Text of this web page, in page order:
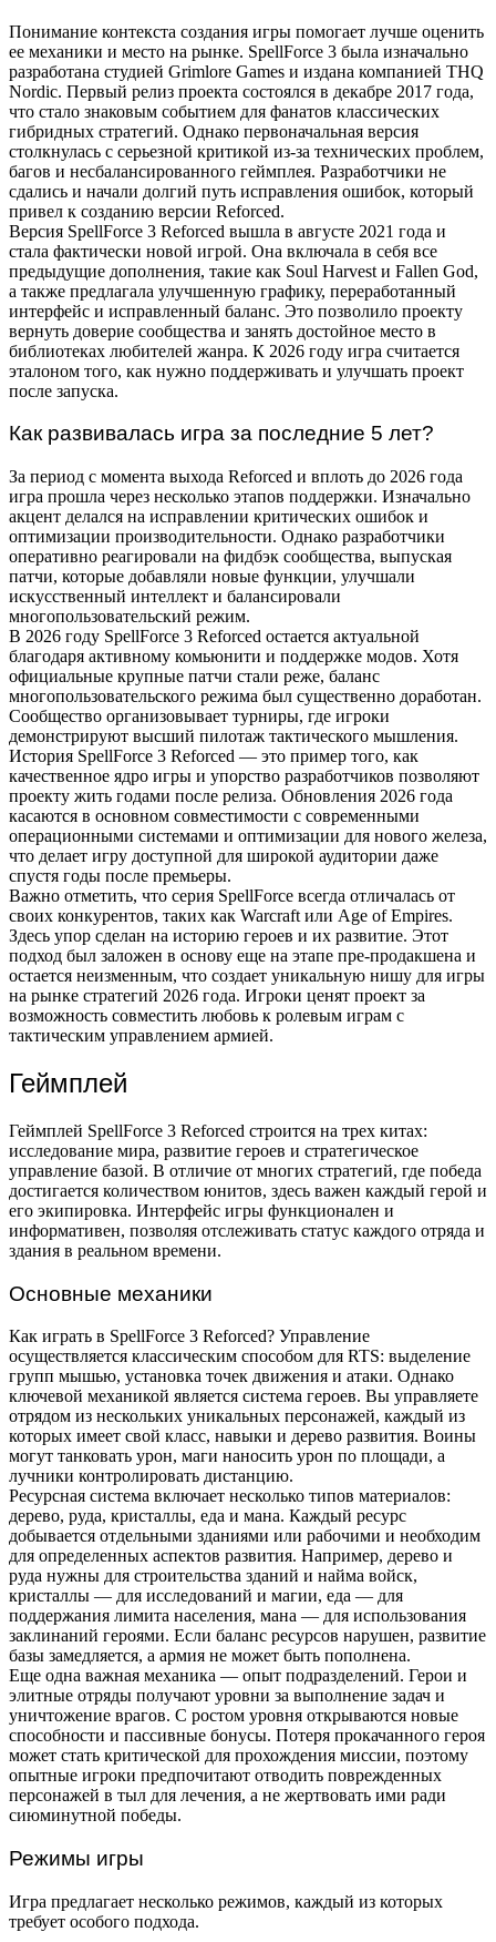
Понимание контекста создания игры помогает лучше оценить
ее механики и место на рынке. SpellForce 3 была изначально
разработана студией Grimlore Games и издана компанией THQ
Nordic. Первый релиз проекта состоялся в декабре 2017 года,
что стало знаковым событием для фанатов классических
гибридных стратегий. Однако первоначальная версия
столкнулась с серьезной критикой из-за технических проблем,
багов и несбалансированного геймплея. Разработчики не
сдались и начали долгий путь исправления ошибок, который
привел к созданию версии Reforced.
Версия SpellForce 3 Reforced вышла в августе 2021 года и
стала фактически новой игрой. Она включала в себя все
предыдущие дополнения, такие как Soul Harvest и Fallen God,
а также предлагала улучшенную графику, переработанный
интерфейс и исправленный баланс. Это позволило проекту
вернуть доверие сообщества и занять достойное место в
библиотеках любителей жанра. К 2026 году игра считается
эталоном того, как нужно поддерживать и улучшать проект
после запуска.
Как развивалась игра за последние 5 лет?
За период с момента выхода Reforced и вплоть до 2026 года
игра прошла через несколько этапов поддержки. Изначально
акцент делался на исправлении критических ошибок и
оптимизации производительности. Однако разработчики
оперативно реагировали на фидбэк сообщества, выпуская
патчи, которые добавляли новые функции, улучшали
искусственный интеллект и балансировали
многопользовательский режим.
В 2026 году SpellForce 3 Reforced остается актуальной
благодаря активному комьюнити и поддержке модов. Хотя
официальные крупные патчи стали реже, баланс
многопользовательского режима был существенно доработан.
Сообщество организовывает турниры, где игроки
демонстрируют высший пилотаж тактического мышления.
История SpellForce 3 Reforced — это пример того, как
качественное ядро игры и упорство разработчиков позволяют
проекту жить годами после релиза. Обновления 2026 года
касаются в основном совместимости с современными
операционными системами и оптимизации для нового железа,
что делает игру доступной для широкой аудитории даже
спустя годы после премьеры.
Важно отметить, что серия SpellForce всегда отличалась от
своих конкурентов, таких как Warcraft или Age of Empires.
Здесь упор сделан на историю героев и их развитие. Этот
подход был заложен в основу еще на этапе пре-продакшена и
остается неизменным, что создает уникальную нишу для игры
на рынке стратегий 2026 года. Игроки ценят проект за
возможность совместить любовь к ролевым играм с
тактическим управлением армией.
Геймплей
Геймплей SpellForce 3 Reforced строится на трех китах:
исследование мира, развитие героев и стратегическое
управление базой. В отличие от многих стратегий, где победа
достигается количеством юнитов, здесь важен каждый герой и
его экипировка. Интерфейс игры функционален и
информативен, позволяя отслеживать статус каждого отряда и
здания в реальном времени.
Основные механики
Как играть в SpellForce 3 Reforced? Управление
осуществляется классическим способом для RTS: выделение
групп мышью, установка точек движения и атаки. Однако
ключевой механикой является система героев. Вы управляете
отрядом из нескольких уникальных персонажей, каждый из
которых имеет свой класс, навыки и дерево развития. Воины
могут танковать урон, маги наносить урон по площади, а
лучники контролировать дистанцию.
Ресурсная система включает несколько типов материалов:
дерево, руда, кристаллы, еда и мана. Каждый ресурс
добывается отдельными зданиями или рабочими и необходим
для определенных аспектов развития. Например, дерево и
руда нужны для строительства зданий и найма войск,
кристаллы — для исследований и магии, еда — для
поддержания лимита населения, мана — для использования
заклинаний героями. Если баланс ресурсов нарушен, развитие
базы замедляется, а армия не может быть пополнена.
Еще одна важная механика — опыт подразделений. Герои и
элитные отряды получают уровни за выполнение задач и
уничтожение врагов. С ростом уровня открываются новые
способности и пассивные бонусы. Потеря прокачанного героя
может стать критической для прохождения миссии, поэтому
опытные игроки предпочитают отводить поврежденных
персонажей в тыл для лечения, а не жертвовать ими ради
сиюминутной победы.
Режимы игры
Игра предлагает несколько режимов, каждый из которых
требует особого подхода.